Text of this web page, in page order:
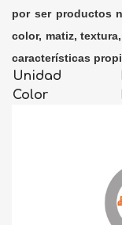
por ser productos
color, matiz,
características
Unidad
Color